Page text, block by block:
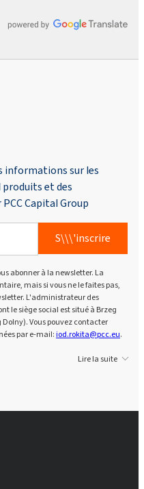
informations sur les
et des
Capital Group
S\\\'inscrire
abonner à la newsletter. La
mais si vous ne le faites pas,
L'administrateur des
le siège social est situé à Brzeg
Dolny). Vous pouvez contacter
par e-mail:iod.rokita@pcc.eu.
Lire la suite